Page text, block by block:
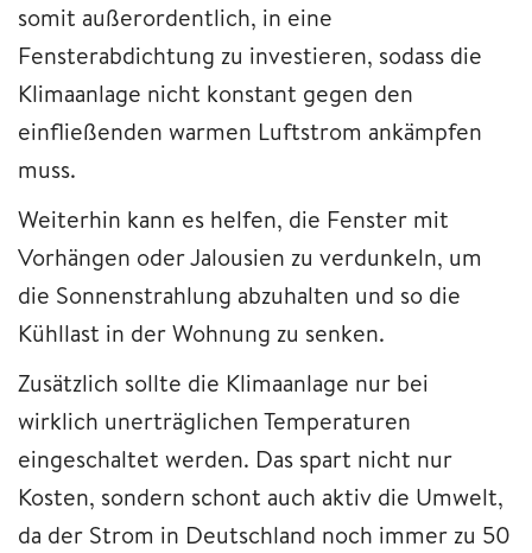
somit außerordentlich, in eine
Fensterabdichtung zu investieren, sodass die
Klimaanlage nicht konstant gegen den
einfließenden warmen Luftstrom ankämpfen
muss.
Weiterhin kann es helfen, die Fenster mit
Vorhängen oder Jalousien zu verdunkeln, um
die Sonnenstrahlung abzuhalten und so die
Kühllast in der Wohnung zu senken.
Zusätzlich sollte die Klimaanlage nur bei
wirklich unerträglichen Temperaturen
eingeschaltet werden. Das spart nicht nur
Kosten, sondern schont auch aktiv die Umwelt,
da der Strom in Deutschland noch immer zu 50